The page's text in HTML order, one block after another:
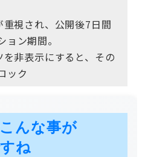
視され、公開後7日間
ン期間。
非表示にすると、その
ック
んな事が
ね